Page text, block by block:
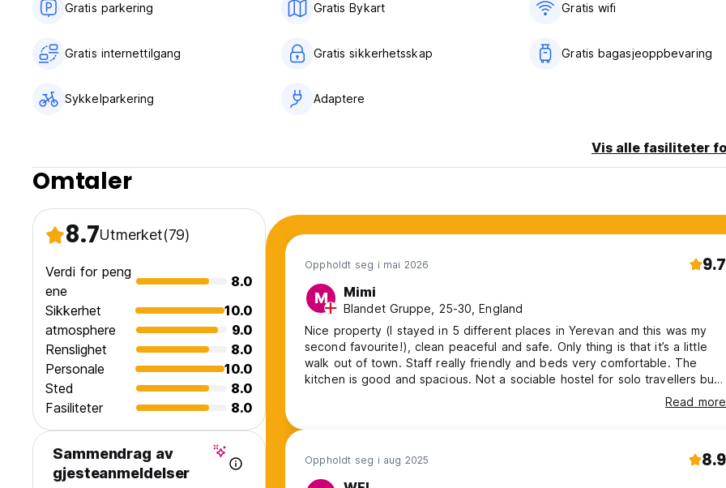
Gratis parkering Gratis Bykart Gratis wifi‎
Gratis internettilgang Gratis sikkerhetsskap Gratis bagasjeoppbevaring
Sykkelparkering Adaptere
Vis alle fasiliteter
Omtaler
8.7Utmerket(79)
Verdi for peng
ene
8.0
Sikkerhet
10.0
atmosphere
9.0
Renslighet
8.0
Personale
10.0
Sted
8.0
Fasiliteter
8.0
Sammendrag av
gjesteanmeldelser
Oppholdt seg i mai 2026 9.7
M Mimi
Blandet Gruppe, 25-30, England
Nice property (I stayed in 5 different places in Yerevan and this was my
second favourite!), clean peaceful and safe. Only thing is that it’s a little
walk out of town. Staff really friendly and beds very comfortable. The
kitchen is good and spacious. Not a sociable hostel for solo travellers but
Read more
Oppholdt seg i aug 2025 8.9